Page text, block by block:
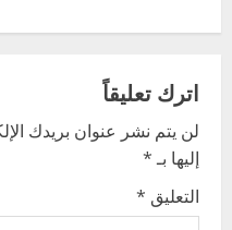
a
v
i
اترك تعليقاً
لن يتم نشر عنوان بريدك
إليها بـ*
التعليق *